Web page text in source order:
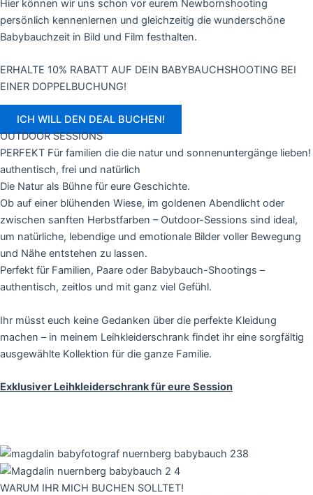
Hier können wir uns schon vor eurem Newbornshooting
persönlich kennenlernen und gleichzeitig die wunderschöne
Babybauchzeit in Bild und Film festhalten.
ERHALTE 10% RABATT AUF DEIN BABYBAUCHSHOOTING BEI
EINER DOPPELBUCHUNG!
ICH WILL DEN DEAL BUCHEN!
OUTDOOR SESSIONS
PERFEKT Für familien die die natur und sonnenuntergänge lieben!
authentisch, frei und natürlich
Die Natur als Bühne für eure Geschichte.
Ob auf einer blühenden Wiese, im goldenen Abendlicht oder
zwischen sanften Herbstfarben – Outdoor-Sessions sind ideal,
um natürliche, lebendige und emotionale Bilder voller Bewegung
und Nähe entstehen zu lassen.
Perfekt für Familien, Paare oder Babybauch-Shootings –
authentisch, zeitlos und mit ganz viel Gefühl.
Ihr müsst euch keine Gedanken über die perfekte Kleidung
machen – in meinem Leihkleiderschrank findet ihr eine sorgfältig
ausgewählte Kollektion für die ganze Familie.
Exklusiver Leihkleiderschrank für eure Session
WARUM IHR MICH BUCHEN SOLLTET!